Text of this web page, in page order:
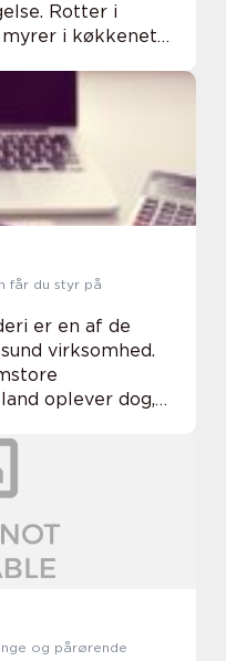
Rotter i
i køkkenet
sundheds- og
får du styr på
er en af de
virksomhed.
oplever dog,
børn, unge og pårørende